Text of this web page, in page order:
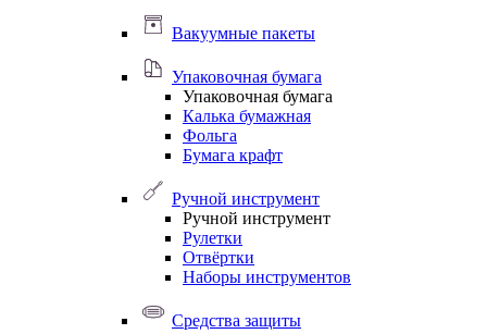
Вакуумные пакеты
Упаковочная бумага
Упаковочная бумага
Калька бумажная
Фольга
Бумага крафт
Ручной инструмент
Ручной инструмент
Рулетки
Отвёртки
Наборы инструментов
Средства защиты